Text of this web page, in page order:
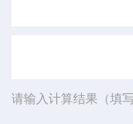
请输入计算结果（填